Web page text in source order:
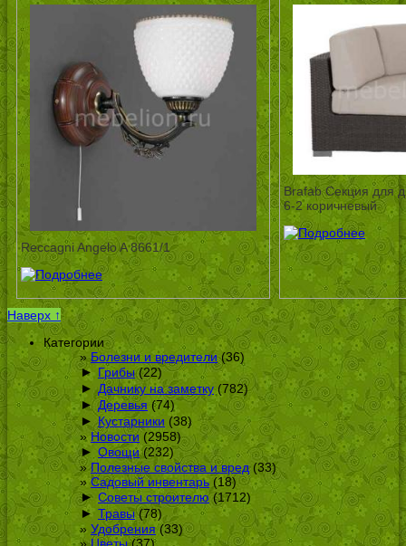
Reccagni Angelo A 8661/1
Brafab Секция для
6-2 коричневый
Наверх ↑
Категории
Болезни и вредители(36)
► Грибы(22)
► Дачнику на заметку (782)
► Деревья (74)
► Кустарники (38)
Новости(2958)
► Овощи(232)
Полезные свойства и вред(33)
Садовый инвентарь (18)
► Советы строителю(1712)
► Травы(78)
Удобрения(33)